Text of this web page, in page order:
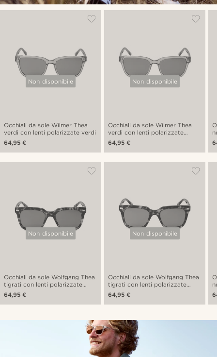
Non disponibile
Occhiali da sole Wilmer Thea
verdi con lenti polarizzate verdi
64,95 €
Non disponibile
Occhiali da sole Wilmer Thea
verdi con lenti polarizzate
marroni
64,95 €
Non disponibile
Occhiali da sole Wolfgang Thea
tigrati con lenti polarizzate
marroni
64,95 €
Non disponibile
Occhiali da sole Wolfgang Thea
tigrati con lenti polarizzate
verdi
64,95 €